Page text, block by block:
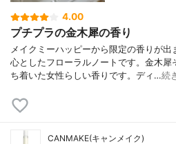
4.00
プチプラの金木犀の香り
メイクミーハッピーから限定の香りが
心としたフローラルノートです。金木犀
ち着いた女性らしい香りです。ディ…続
CANMAKE(キャンメイク)